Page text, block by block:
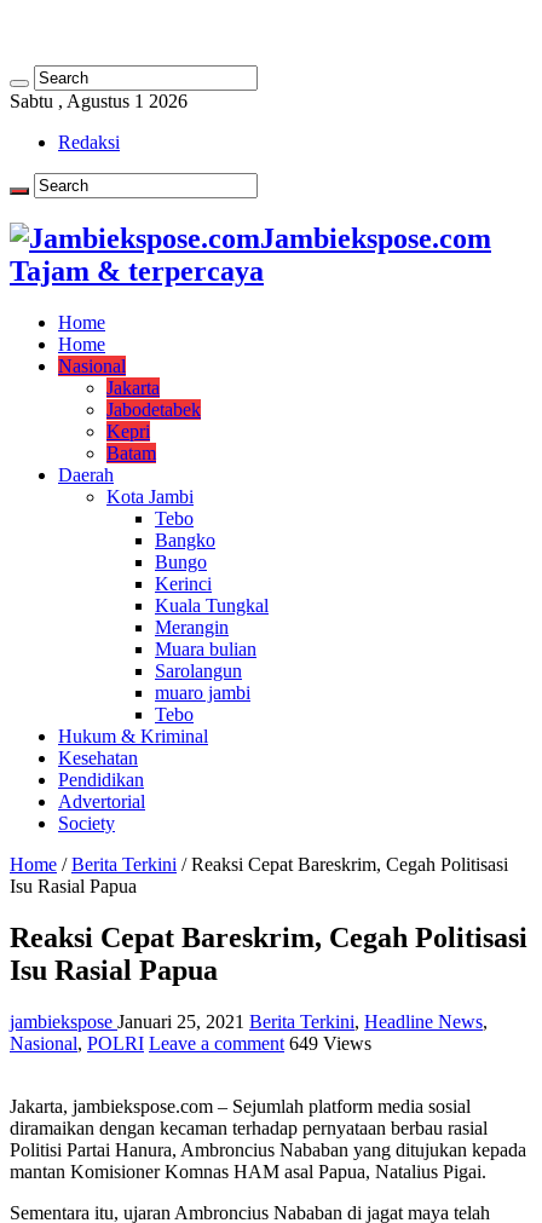
Sabtu , Agustus 1 2026
Redaksi
Jambiekspose.com
Tajam & terpercaya
Home
Home
Nasional
Jakarta
Jabodetabek
Kepri
Batam
Daerah
Kota Jambi
Tebo
Bangko
Bungo
Kerinci
Kuala Tungkal
Merangin
Muara bulian
Sarolangun
muaro jambi
Tebo
Hukum & Kriminal
Kesehatan
Pendidikan
Advertorial
Society
Home / Berita Terkini / Reaksi Cepat Bareskrim, Cegah Politisasi
Isu Rasial Papua
Reaksi Cepat Bareskrim, Cegah Politisasi
Isu Rasial Papua
jambiekspose Januari 25, 2021 Berita Terkini, Headline News,
Nasional, POLRI Leave a comment 649 Views
Jakarta, jambiekspose.com – Sejumlah platform media sosial
diramaikan dengan kecaman terhadap pernyataan berbau rasial
Politisi Partai Hanura, Ambroncius Nababan yang ditujukan kepada
mantan Komisioner Komnas HAM asal Papua, Natalius Pigai.
Sementara itu, ujaran Ambroncius Nababan di jagat maya telah